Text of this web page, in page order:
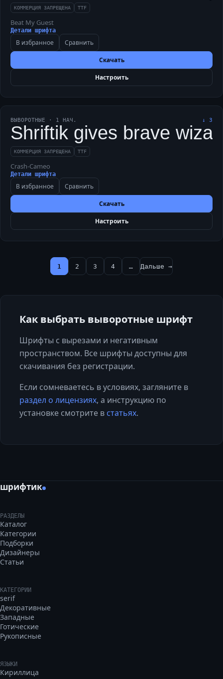
КОММЕРЦИЯ ЗАПРЕЩЕНА TTF
Beat My Guest
Детали шрифта
В избранное Сравнить
Скачать
Настроить
ВЫВОРОТНЫЕ · 1 НАЧ. ↓ 3
Shriftik gives brave
КОММЕРЦИЯ ЗАПРЕЩЕНА TTF
Crash-Cameo
Детали шрифта
В избранное Сравнить
Скачать
Настроить
1 2 3 4 … Дальше →
Как выбрать выворотные шрифт
Шрифты с вырезами и негативным
пространством. Все шрифты доступны для
скачивания без регистрации.
Если сомневаетесь в условиях, загляните в
раздел о лицензиях, а инструкцию по
установке смотрите в статьях.
шрифтик
РАЗДЕЛЫ
Каталог
Категории
Подборки
Дизайнеры
Статьи
КАТЕГОРИИ
serif
Декоративные
Западные
Готические
Рукописные
ЯЗЫКИ
Кириллица